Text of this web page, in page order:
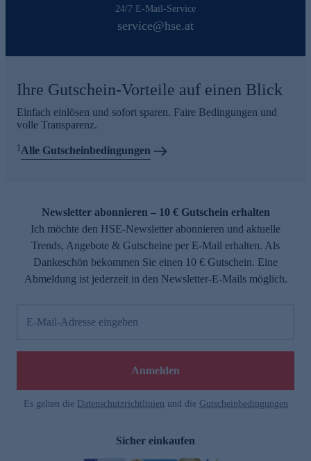
24/7 E-Mail-Service
service@hse.at
Ihre Gutschein-Vorteile auf einen Blick
Einfach einlösen und sofort sparen. Faire Bedingungen und
volle Transparenz.
1Alle Gutscheinbedingungen
Newsletter abonnieren – 10 € Gutschein erhalten
Ich möchte den HSE-Newsletter abonnieren und aktuelle
Trends, Angebote & Gutscheine per E-Mail erhalten. Als
Dankeschön bekommen Sie einen 10 € Gutschein. Eine
Abmeldung ist jederzeit in den Newsletter-E-Mails möglich.
E-Mail-Adresse eingeben
Anmelden
Es gelten die Datenschutzrichtlinien und die Gutscheinbedingungen
Sicher einkaufen